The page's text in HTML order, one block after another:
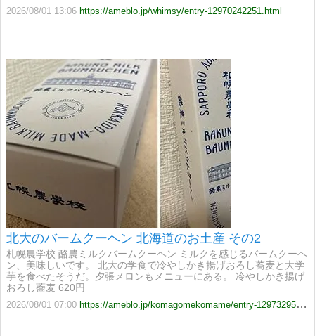
2026/08/01 13:06 https://ameblo.jp/whimsy/entry-12970242251.html
北大のバームクーヘン 北海道のお土産 その2
札幌農学校 酪農ミルクバームクーヘン ミルクを感じるバームクーヘ
ン、美味しいです。 北大の学食で冷やしかき揚げおろし蕎麦と大学
芋を食べたそうだ。夕張メロンもメニューにある。 冷やしかき揚げ
おろし蕎麦 620円
2026/08/01 07:00 https://ameblo.jp/komagomekomame/entry-12973295753.html